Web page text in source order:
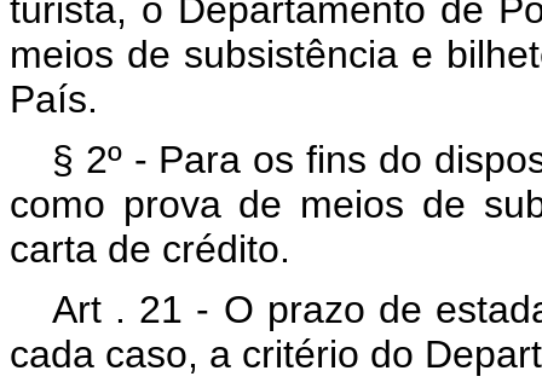
turista, o Departamento de
meios de subsistência e
País.
§ 2º - Para os fins do
como prova de meios de
carta de crédito.
Art . 21 - O prazo de
cada caso, a critério do